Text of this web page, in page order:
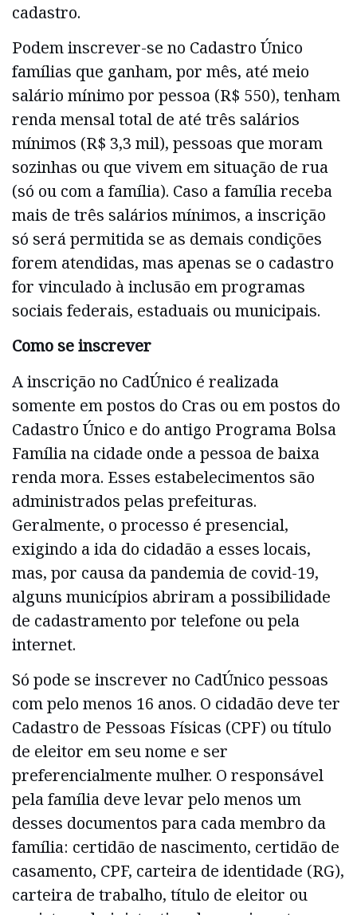
cadastro.
Podem inscrever-se no Cadastro Único
famílias que ganham, por mês, até meio
salário mínimo por pessoa (R$ 550), tenham
renda mensal total de até três salários
mínimos (R$ 3,3 mil), pessoas que moram
sozinhas ou que vivem em situação de rua
(só ou com a família). Caso a família receba
mais de três salários mínimos, a inscrição
só será permitida se as demais condições
forem atendidas, mas apenas se o cadastro
for vinculado à inclusão em programas
sociais federais, estaduais ou municipais.
Como se inscrever
A inscrição no CadÚnico é realizada
somente em postos do Cras ou em postos do
Cadastro Único e do antigo Programa Bolsa
Família na cidade onde a pessoa de baixa
renda mora. Esses estabelecimentos são
administrados pelas prefeituras.
Geralmente, o processo é presencial,
exigindo a ida do cidadão a esses locais,
mas, por causa da pandemia de covid-19,
alguns municípios abriram a possibilidade
de cadastramento por telefone ou pela
internet.
Só pode se inscrever no CadÚnico pessoas
com pelo menos 16 anos. O cidadão deve ter
Cadastro de Pessoas Físicas (CPF) ou título
de eleitor em seu nome e ser
preferencialmente mulher. O responsável
pela família deve levar pelo menos um
desses documentos para cada membro da
família: certidão de nascimento, certidão de
casamento, CPF, carteira de identidade (RG),
carteira de trabalho, título de eleitor ou